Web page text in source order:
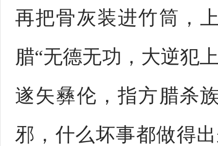
再把骨灰装进竹筒，
腊“无德无功，大逆犯
遂矢彝伦，指方腊杀
邪，什么坏事都做得